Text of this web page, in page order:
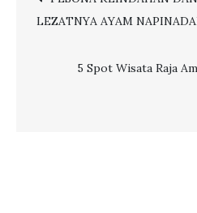
DI
LEZATNYA AYAM
5 Spot Wisata Raja